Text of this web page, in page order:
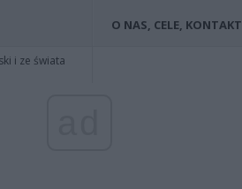
i ze świata
O NAS, CELE, KONTAKT